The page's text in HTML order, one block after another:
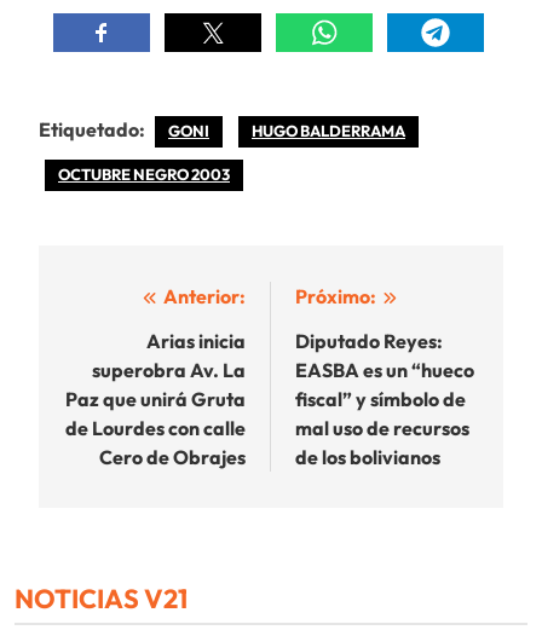
Etiquetado: GONI HUGO BALDERRAMA
OCTUBRE NEGRO 2003
Navegación
entradas
Anterior:
Arias inicia
superobra Av. La
Paz que unirá Gruta
de Lourdes con calle
Cero de Obrajes
Próximo:
Diputado Reyes:
EASBA es un “hueco
fiscal” y símbolo de
mal uso de recursos
de los bolivianos
NOTICIAS V21